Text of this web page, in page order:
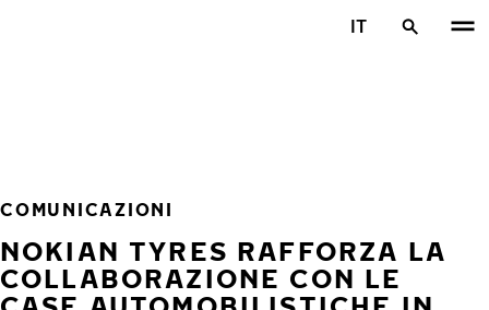
IT
COMUNICAZIONI
NOKIAN TYRES RAFFORZA LA
COLLABORAZIONE CON LE